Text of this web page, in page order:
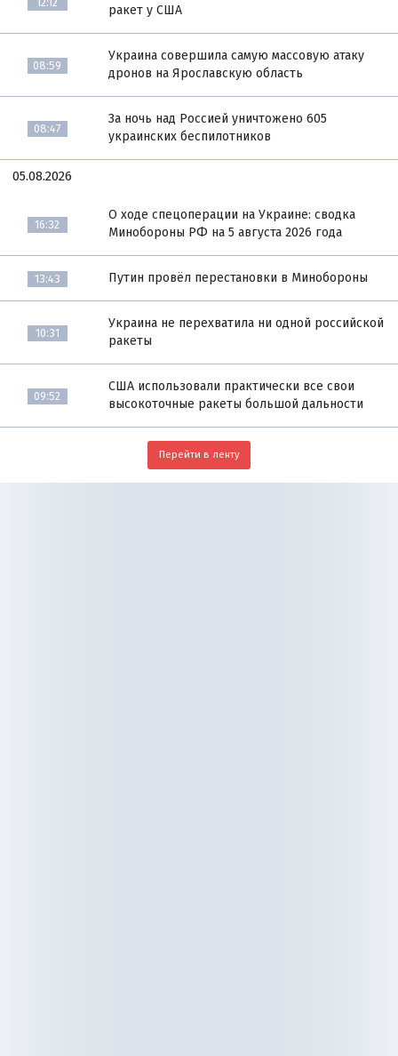
ракет у США
08:59
Украина совершила самую массовую атаку
дронов на Ярославскую область
08:47
За ночь над Россией уничтожено 605
украинских беспилотников
05.08.2026
16:32
О ходе спецоперации на Украине: сводка
Минобороны РФ на 5 августа 2026 года
13:43 Путин провёл перестановки в Минобороны
10:31
Украина не перехватила ни одной российской
ракеты
09:52
США использовали практически все свои
высокоточные ракеты большой дальности
Перейти в ленту